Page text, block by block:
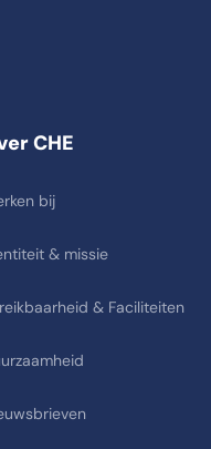
CHE
bij
& missie
& Faciliteiten